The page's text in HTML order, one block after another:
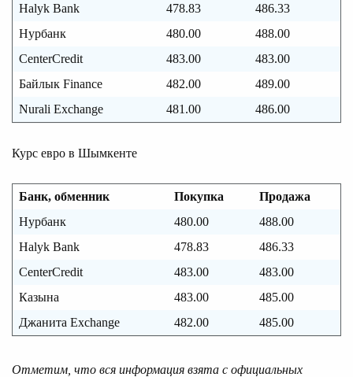
Halyk Bank
478.83
486.33
Нурбанк
480.00
488.00
CenterCredit
483.00
483.00
Байлык Finance
482.00
489.00
Nurali Exchange
481.00 486.00
Курс евро в Шымкенте
Банк, обменник Покупка
Продажа
Нурбанк
480.00
488.00
Halyk Bank
478.83
486.33
CenterCredit
483.00
483.00
Казына
483.00
485.00
Джанита Exchange
482.00 485.00
Отметим, что вся информация взята с официальных